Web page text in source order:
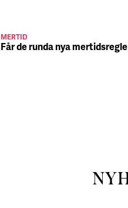
MERTID
Får de runda nya